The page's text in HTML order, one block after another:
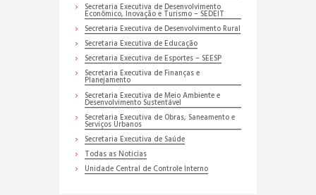
Secretaria Executiva de Desenvolvimento
Econômico, Inovação e Turismo – SEDEIT
Secretaria Executiva de Desenvolvimento Rural
Secretaria Executiva de Educação
Secretaria Executiva de Esportes – SEESP
Secretaria Executiva de Finanças e
Planejamento
Secretaria Executiva de Meio Ambiente e
Desenvolvimento Sustentável
Secretaria Executiva de Obras, Saneamento e
Serviços Urbanos
Secretaria Executiva de Saúde
Todas as Noticias
Unidade Central de Controle Interno